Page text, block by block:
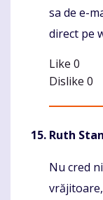
sa de e-
direct pe
Like 0
Dislike 0
Ruth
Nu cred